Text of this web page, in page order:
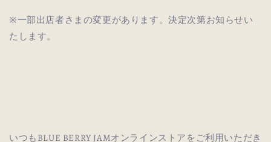
※一部出店者さまの変更があります。決定次第お知らせい
たします。
いつもBLUE BERRY JAMオンラインストアをご利用いただき